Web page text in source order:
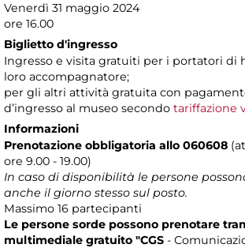
Venerdì 31 maggio 2024
ore 16.00
Biglietto d'ingresso
Ingresso e visita gratuiti per i portatori di
loro accompagnatore;
per gli altri attività gratuita con
d’ingresso al museo secondo tariffazione
Informazioni
Prenotazione obbligatoria allo 060608
ore 9.00 - 19.00)
In caso di disponibilità le persone
anche il giorno stesso sul posto.
Massimo 16 partecipanti
Le persone sorde possono prenotare
multimediale gratuito "CGS -